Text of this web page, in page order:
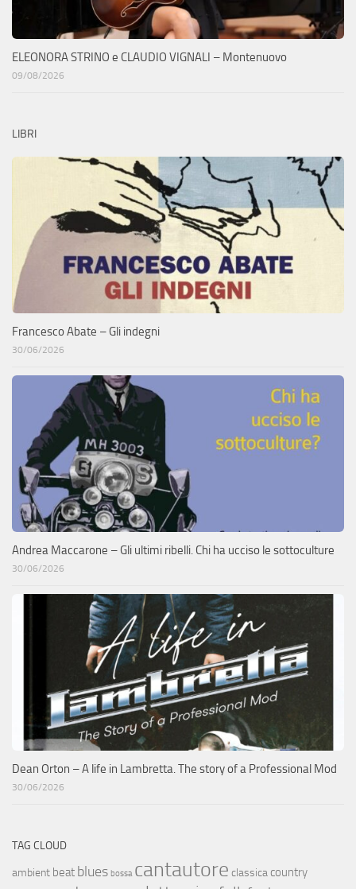
ELEONORA STRINO e CLAUDIO VIGNALI – Montenuovo
09/08/2026
LIBRI
Francesco Abate – Gli indegni
30/06/2026
Andrea Maccarone – Gli ultimi ribelli. Chi ha ucciso le sottoculture
30/06/2026
Dean Orton – A life in Lambretta. The story of a Professional Mod
30/06/2026
TAG CLOUD
ambient beat blues bossa cantautore classica country